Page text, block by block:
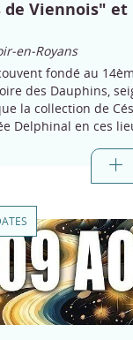
de Viennois" et
en-Royans
fondé au
des Dauphins,
la collection de
Delphinal en ces